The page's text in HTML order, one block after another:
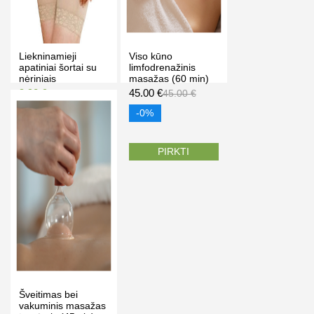
Liekninamieji
apatiniai šortai su
nėriniais
9.90 €
Kaina prisijungus
PIRKTI
Viso kūno
limfodrenažinis
masažas (60 min)
Rasa Eras – Grožio
studija Klaipėda
45.00 €45.00 €
-0%
PIRKTI
Šveitimas bei
vakuminis masažas